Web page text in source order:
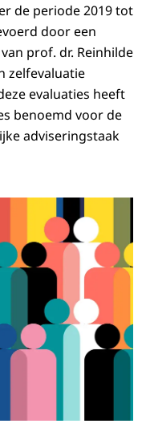
de periode 2019 tot
door een
prof. dr. Reinhilde
zelfevaluatie
evaluaties heeft
benoemd voor de
adviseringstaak